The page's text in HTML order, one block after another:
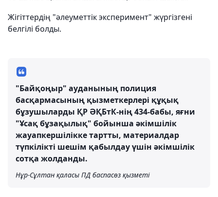
Жігіттердің "әлеуметтік эксперимент" жүргізгені
белгілі болды.
"Байқоңыр" ауданының полиция
басқармасының қызметкерлері құқық
бұзушыларды ҚР ӘҚБтК-нің 434-бабы, яғни
"Ұсақ бұзақылық" бойынша әкімшілік
жауапкершілікке тартты, материалдар
түпкілікті шешім қабылдау үшін әкімшілік
сотқа жолданды.
Нұр-Сұлтан қаласы ПД баспасөз қызметі